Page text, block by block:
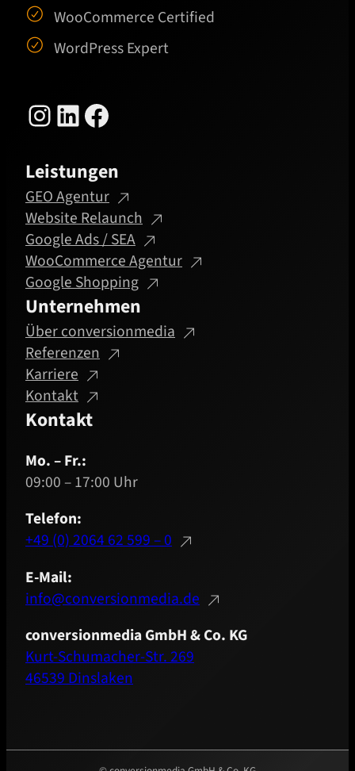
WooCommerce Certified
WordPress Expert
Instagram LinkedIn Facebook
Leistungen
GEO Agentur
Website Relaunch
Google Ads / SEA
WooCommerce Agentur
Google Shopping
Unternehmen
Über conversionmedia
Referenzen
Karriere
Kontakt
Kontakt
Mo. – Fr.:
09:00 – 17:00 Uhr
Telefon:
+49 (0) 2064 62 599 – 0
E-Mail:
info@conversionmedia.de
conversionmedia GmbH & Co. KG
Kurt-Schumacher-Str. 269
46539 Dinslaken